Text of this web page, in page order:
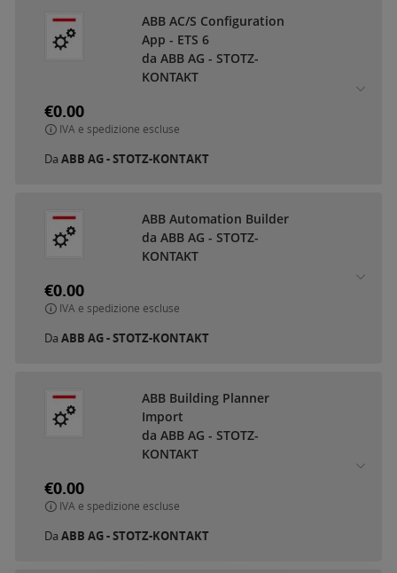
ABB AC/S Configuration
App - ETS 6
da ABB AG - STOTZ-
KONTAKT
€0.00
IVA e spedizione escluse
Da ABB AG - STOTZ-KONTAKT
ABB Automation Builder
da ABB AG - STOTZ-
KONTAKT
€0.00
IVA e spedizione escluse
Da ABB AG - STOTZ-KONTAKT
ABB Building Planner
Import
da ABB AG - STOTZ-
KONTAKT
€0.00
IVA e spedizione escluse
Da ABB AG - STOTZ-KONTAKT